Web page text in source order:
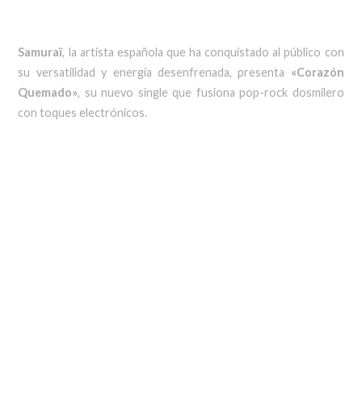
Samuraï, la artista española que ha conquistado al público con
su versatilidad y energía desenfrenada, presenta «Corazón
Quemado», su nuevo single que fusiona pop-rock dosmilero
con toques electrónicos.